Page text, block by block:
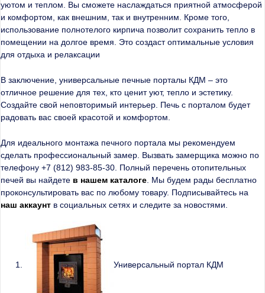
уютом и теплом. Вы сможете наслаждаться приятной атмосферой
и комфортом, как внешним, так и внутренним. Кроме того,
использование полнотелого кирпича позволит сохранить тепло в
помещении на долгое время. Это создаст оптимальные условия
для отдыха и релаксации
В заключение, универсальные печные порталы КДМ – это
отличное решение для тех, кто ценит уют, тепло и эстетику.
Создайте свой неповторимый интерьер. Печь с порталом будет
радовать вас своей красотой и комфортом.
Для идеального монтажа печного портала мы рекомендуем
сделать профессиональный замер. Вызвать замерщика можно по
телефону +7 (812) 983-85-30. Полный перечень отопительных
печей вы найдете в нашем каталоге . Мы будем рады бесплатно
проконсультировать вас по любому товару. Подписывайтесь на
наш аккаунт в социальных сетях и следите за новостями.
Универсальный портал КДМ